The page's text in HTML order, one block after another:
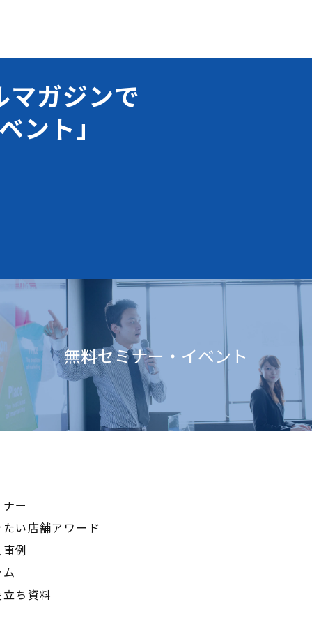
ガジンで
ント」
無料セミナー・イベント
ー
い店舗アワード
例
立ち資料